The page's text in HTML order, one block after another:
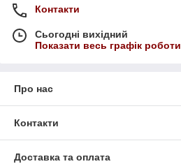
Контакти
Сьогодні вихідний
Показати весь графік роботи
Про нас
Контакти
Доставка та оплата